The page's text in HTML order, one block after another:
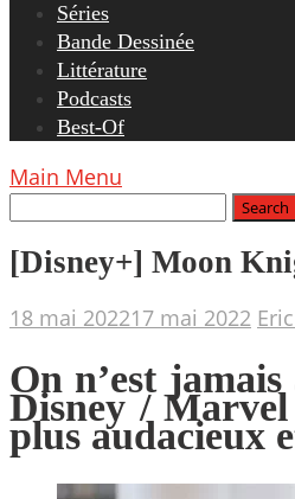
Séries
Bande Dessinée
Littérature
Podcasts
Best-Of
Main Menu
[Disney+] Moon
18 mai 202217 mai 2022
On n’est
Disney / Marvel
plus audacieux